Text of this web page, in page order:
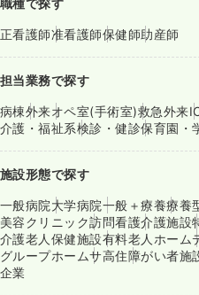
職種で探す
正看護師准看護師保健師助産師
担当業務で探す
病棟外来オペ室(手術室)救急外来
介護・福祉系検診・健診保育園・
施設形態で探す
一般病院大学病院一般＋療養療養
美容クリニック訪問看護介護施設
介護老人保健施設有料老人ホーム
グループホームサ高住障がい者施
企業